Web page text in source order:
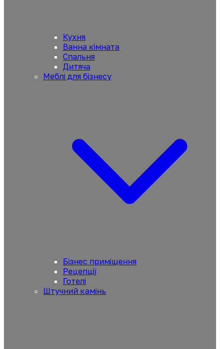
Кухня
Ванна кімната
Спальня
Дитяча
Меблі для бізнесу
Бізнес приміщення
Рецепції
Готелі
Штучний камінь